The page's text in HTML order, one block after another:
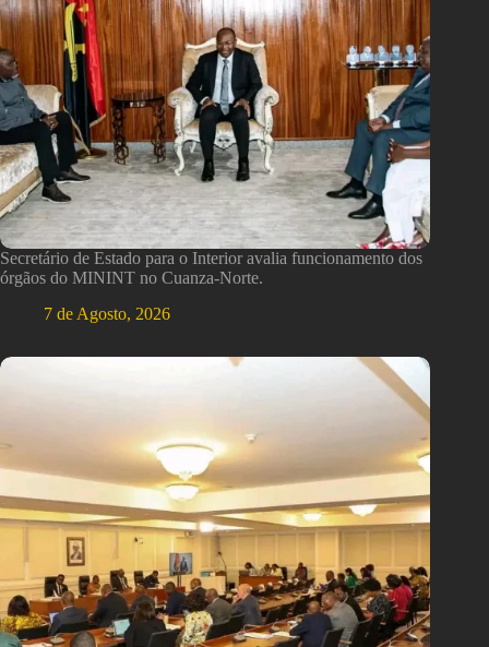
Secretário de Estado para o Interior avalia funcionamento dos
órgãos do MININT no Cuanza-Norte.
7 de Agosto, 2026